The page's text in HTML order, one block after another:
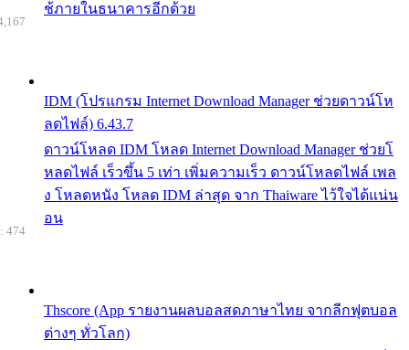
ช้ภายในธนาคารอีกด้วย
IDM (โปรแกรม Internet Download Manager ช่วยดาวน์โห
ลดไฟล์) 6.43.7
ดาวน์โหลด IDM โหลด Internet Download Manager ช่วยโ
หลดไฟล์ เร็วขึ้น 5 เท่า เพิ่มความเร็ว ดาวน์โหลดไฟล์ เพล
ง โหลดหนัง โหลด IDM ล่าสุด จาก Thaiware ไว้ใจได้แน่น
อน
Thscore (App รายงานผลบอลสดภาษาไทย จากลีกฟุตบอล
ต่างๆ ทั่วโลก)
474